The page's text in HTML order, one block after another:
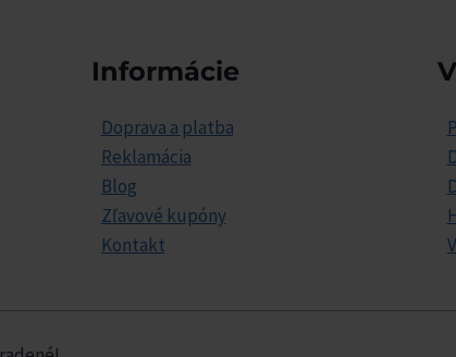
Informácie
Doprava a platba
Reklamácia
Blog
Zľavové kupóny
Kontakt